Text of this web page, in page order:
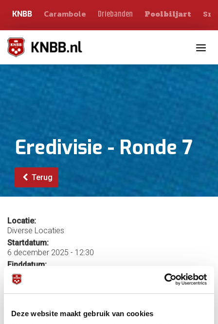
Deze website maakt gebruik van cookies
KNBB Carambole Driebanden Poolbiljart
Eredivisie - Ronde 7
Terug
Locatie:
Diverse Locaties
Startdatum:
6 december 2025 - 12:30
Einddatum:
6 december 2025 - 20:00
Meer informatie:
topspelers van de Nederlandse Snookersport actief.